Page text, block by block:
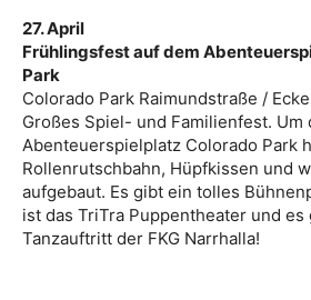
27. April
Frühlingsfest auf dem
Park
Colorado Park Raimundstraße /
Großes Spiel- und Familienfest. Um
Abenteuerspielplatz Colorado Park
Rollenrutschbahn, Hüpfkissen und
aufgebaut. Es gibt ein tolles
ist das TriTra Puppentheater und es
Tanzauftritt der FKG Narrhalla!